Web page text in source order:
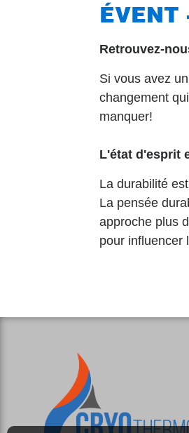
ÉVENT
Retrouvez-
Si vous avez
changement
manquer!
L'état d'esprit
La durabilité
La pensée
approche plus
pour influencer